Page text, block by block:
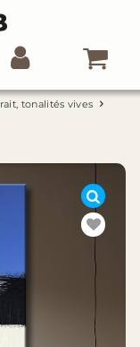
tonalités vives